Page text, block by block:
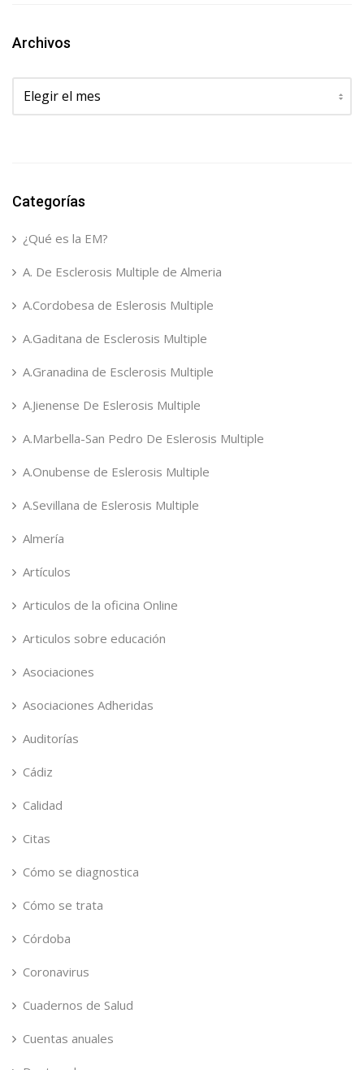
Archivos
Archivos
Categorías
¿Qué es la EM?
A. De Esclerosis Multiple de Almeria
A.Cordobesa de Eslerosis Multiple
A.Gaditana de Esclerosis Multiple
A.Granadina de Esclerosis Multiple
A.Jienense De Eslerosis Multiple
A.Marbella-San Pedro De Eslerosis Multiple
A.Onubense de Eslerosis Multiple
A.Sevillana de Eslerosis Multiple
Almería
Artículos
Articulos de la oficina Online
Articulos sobre educación
Asociaciones
Asociaciones Adheridas
Auditorías
Cádiz
Calidad
Citas
Cómo se diagnostica
Cómo se trata
Córdoba
Coronavirus
Cuadernos de Salud
Cuentas anuales